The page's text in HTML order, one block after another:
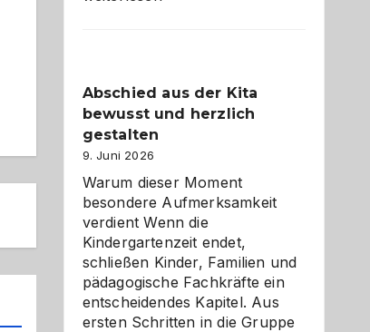
Abschied aus der Kita
bewusst und herzlich
gestalten
9. Juni 2026
Warum dieser Moment
besondere Aufmerksamkeit
verdient Wenn die
Kindergartenzeit endet,
schließen Kinder, Familien und
pädagogische Fachkräfte ein
entscheidendes Kapitel. Aus
ersten Schritten in die Gruppe